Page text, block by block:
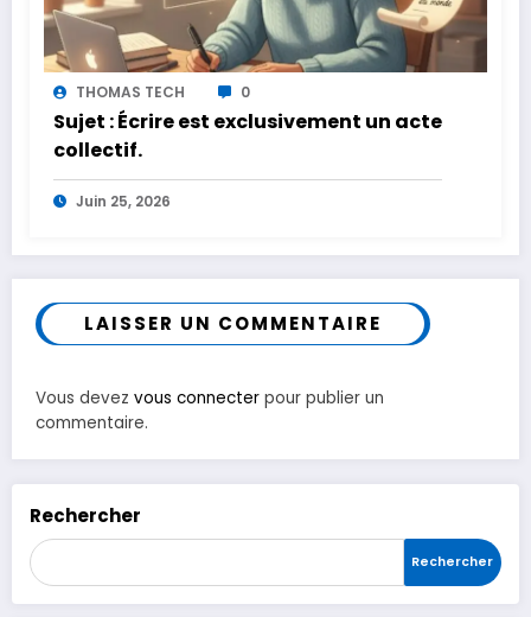
THOMAS TECH 0
Sujet : Écrire est exclusivement un acte
collectif.
Juin 25, 2026
LAISSER UN COMMENTAIRE
Vous devez vous connecter pour publier un
commentaire.
Rechercher
Rechercher